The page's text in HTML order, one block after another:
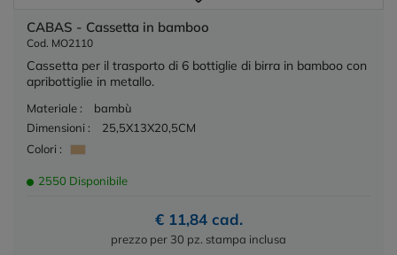
CABAS - Cassetta in bamboo
Cod. MO2110
Cassetta per il trasporto di 6 bottiglie di birra in bamboo con
apribottiglie in metallo.
Materiale :
bambù
Dimensioni :
25,5X13X20,5CM
Colori :
2550 Disponibile
€ 11,84 cad.
prezzo per 30 pz. stampa inclusa